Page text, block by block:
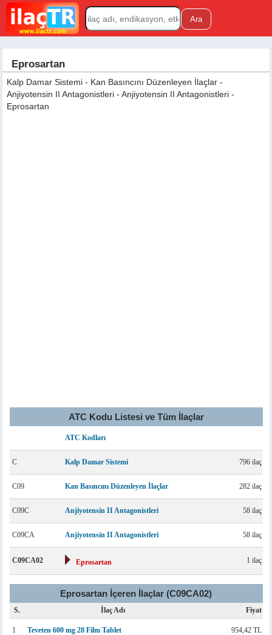
Eprosartan
Kalp Damar Sistemi - Kan Basıncını Düzenleyen İlaçlar -
Anjiyotensin II Antagonistleri - Anjiyotensin II Antagonistleri -
Eprosartan
ATC Kodu Listesi ve Tüm İlaçlar
ATC Kodları
C Kalp Damar Sistemi 796 ilaç
C09 Kan Basıncını Düzenleyen İlaçlar 282 ilaç
C09C Anjiyotensin II Antagonistleri 58 ilaç
C09CA Anjiyotensin II Antagonistleri 58 ilaç
C09CA02 Eprosartan 1 ilaç
Eprosartan İçeren İlaçlar (C09CA02)
S. İlaç Adı Fiyat
1 Teveten 600 mg 28 Film Tablet 954,42 TL